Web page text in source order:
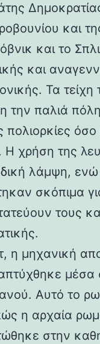
και
και το
και
Τα
την παλιά
πολιορκίες
χρήση της
λάμψη, ενώ
σκόπιμα
τους
η μηχανική
μέσα
Αυτό το
η αρχαία
στην